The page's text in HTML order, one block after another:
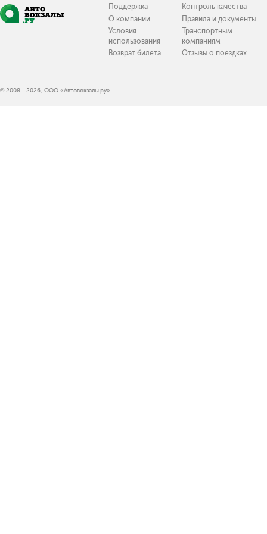
Поддержка
О компании
Условия
использования
Возврат билета
Контроль качества
Правила и документы
Транспортным
компаниям
Отзывы о поездках
© 2008—2026, ООО «Автовокзалы.ру»